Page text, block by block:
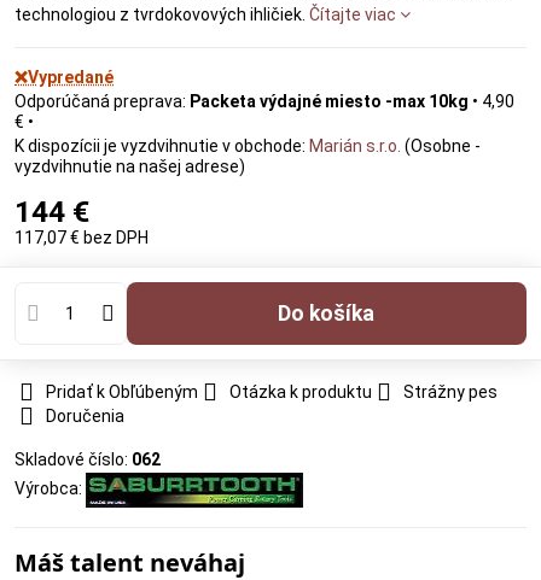
technologiou z tvrdokovových ihličiek. Čítajte viac
❌Vypredané
Packeta výdajné miesto -max 10kg • 4,90
€ •
Marián s.r.o. (Osobne -
vyzdvihnutie na našej adrese)
144 €
117,07 € bez DPH
Do košíka
Pridať k Obľúbeným Otázka k produktu
Strážny pes
Doručenia
Skladové číslo: 062
Výrobca:
Máš talent neváhaj